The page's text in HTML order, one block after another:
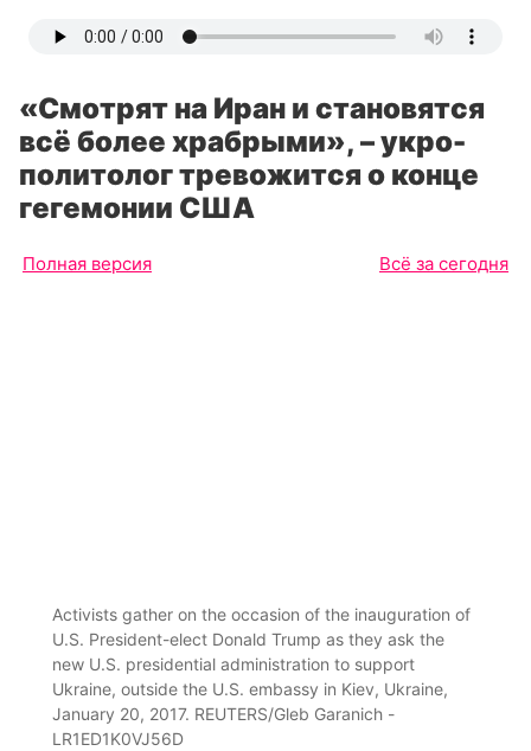
«Смотрят на Иран и становятся
всё более храбрыми», – укро-
политолог тревожится о конце
гегемонии США
Полная версия Всё за сегодня
Activists gather on the occasion of the inauguration of
U.S. President-elect Donald Trump as they ask the
new U.S. presidential administration to support
Ukraine, outside the U.S. embassy in Kiev, Ukraine,
January 20, 2017. REUTERS/Gleb Garanich -
LR1ED1K0VJ56D